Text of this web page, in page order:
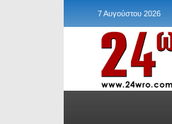
7 Αυγούστου 2026